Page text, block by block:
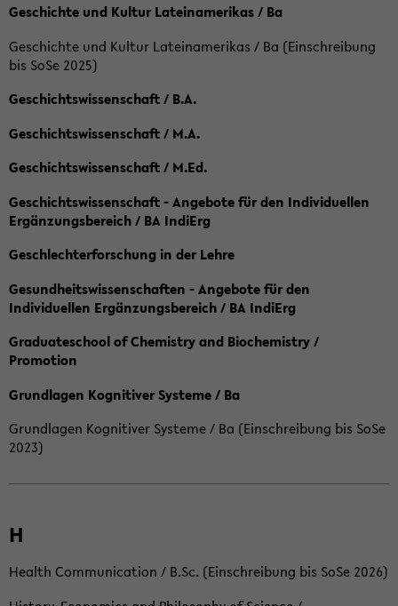
Geschichte und Kultur Lateinamerikas / Ba
Geschichte und Kultur Lateinamerikas / Ba (Einschreibung
bis SoSe 2025)
Geschichtswissenschaft / B.A.
Geschichtswissenschaft / M.A.
Geschichtswissenschaft / M.Ed.
Geschichtswissenschaft - Angebote für den Individuellen
Ergänzungsbereich / BA IndiErg
Geschlechterforschung in der Lehre
Gesundheitswissenschaften - Angebote für den
Individuellen Ergänzungsbereich / BA IndiErg
Graduateschool of Chemistry and Biochemistry /
Promotion
Grundlagen Kognitiver Systeme / Ba
Grundlagen Kognitiver Systeme / Ba (Einschreibung bis SoSe
2023)
H
Health Communication / B.Sc. (Einschreibung bis SoSe 2026)